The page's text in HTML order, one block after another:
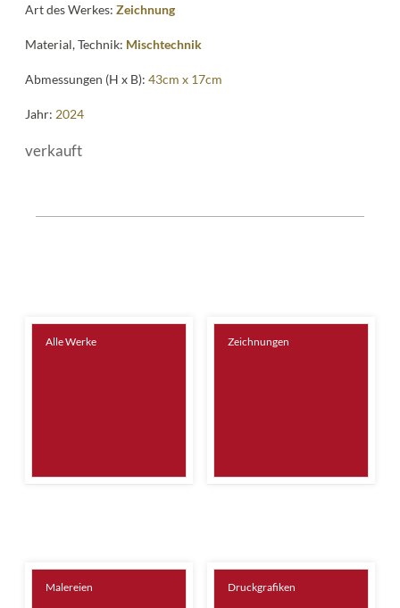
Art des Werkes:Zeichnung
Material, Technik: Mischtechnik
Abmessungen (H x B):43cm x 17cm
Jahr: 2024
verkauft
Alle Werke Zeichnungen
Malereien Druckgrafiken